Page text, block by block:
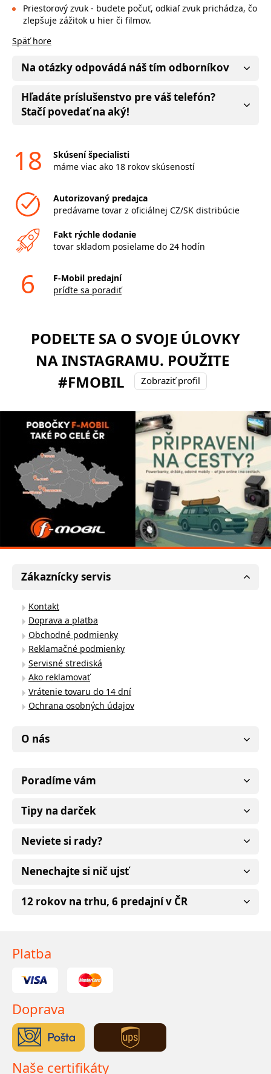
Priestorový zvuk - budete počuť, odkiaľ zvuk prichádza, čo
zlepšuje zážitok u hier či filmov.
Späť hore
Na otázky odpovádá náš tím odborníkov
Hľadáte príslušenstvo pre váš telefón?
Stačí povedať na aký!
18
Skúsení špecialisti
máme viac ako 18 rokov skúseností
Autorizovaný predajca
predávame tovar z oficiálnej CZ/SK distribúcie
Fakt rýchle dodanie
tovar skladom posielame do 24 hodín
6
F-Mobil predajní
príďte sa poradiť
PODEĽTE SA O SVOJE ÚLOVKY
NA INSTAGRAMU. POUŽITE
#FMOBIL
Zobraziť profil
Zákaznícky servis
Kontakt
Doprava a platba
Obchodné podmienky
Reklamačné podmienky
Servisné strediská
Ako reklamovať
Vrátenie tovaru do 14 dní
Ochrana osobných údajov
O nás
Poradíme vám
Tipy na darček
Neviete si rady?
Nenechajte si nič ujsť
12 rokov na trhu, 6 predajní v ČR
Platba
Doprava
Naše certifikáty